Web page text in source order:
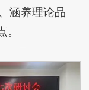
涵养理论品